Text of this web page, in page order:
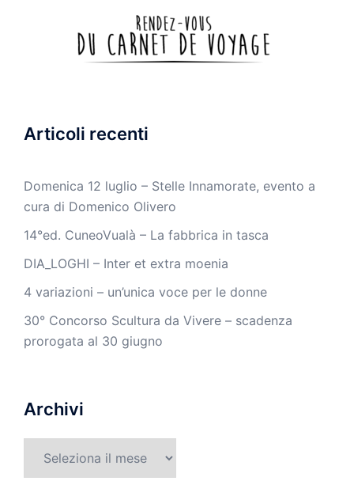
Articoli recenti
Domenica 12 luglio – Stelle Innamorate, evento a
cura di Domenico Olivero
14°ed. CuneoVualà – La fabbrica in tasca
DIA_LOGHI – Inter et extra moenia
4 variazioni – un’unica voce per le donne
30° Concorso Scultura da Vivere – scadenza
prorogata al 30 giugno
Archivi